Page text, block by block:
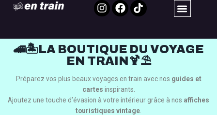
🚄🏝️LA BOUTIQUE DU VOYAGE
EN TRAIN🍹⛱️
Préparez vos plus beaux voyages en train avec nos guides et
cartes inspirants.
Ajoutez une touche d’évasion à votre intérieur grâce à nos affiches
touristiques vintage